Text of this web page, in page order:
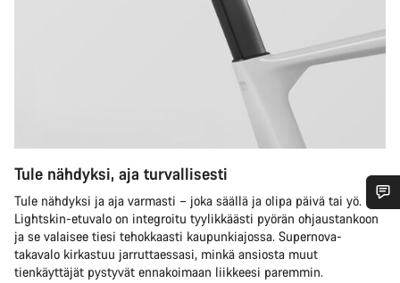
Tule nähdyksi, aja turvallisesti
Tule nähdyksi ja aja varmasti – joka säällä ja olipa päivä tai yö.
Lightskin-etuvalo on integroitu tyylikkäästi pyörän ohjaustankoon
ja se valaisee tiesi tehokkaasti kaupunkiajossa. Supernova-
takavalo kirkastuu jarruttaessasi, minkä ansiosta muut
tienkäyttäjät pystyvät ennakoimaan liikkeesi paremmin.
Tarvitsetko apua?
Asiakaspalvelumme asiantuntijat ovat valmiina